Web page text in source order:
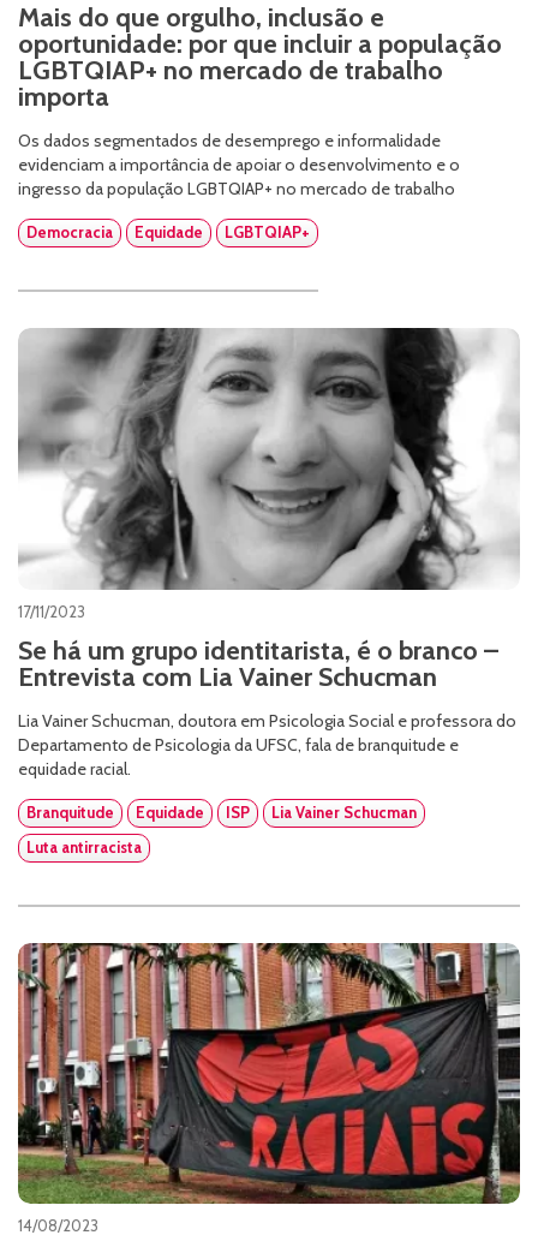
Mais do que orgulho, inclusão e
oportunidade: por que incluir a população
LGBTQIAP+ no mercado de trabalho
importa
Os dados segmentados de desemprego e informalidade
evidenciam a importância de apoiar o desenvolvimento e o
ingresso da população LGBTQIAP+ no mercado de trabalho
Democracia Equidade LGBTQIAP+
17/11/2023
Se há um grupo identitarista, é o branco –
Entrevista com Lia Vainer Schucman
Lia Vainer Schucman, doutora em Psicologia Social e professora do
Departamento de Psicologia da UFSC, fala de branquitude e
equidade racial.
Branquitude Equidade ISP
Lia Vainer Schucman
Luta antirracista
14/08/2023